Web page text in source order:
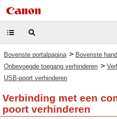
Bovenste portalpagina > Bovenste
Onbevoegde toegang verhinderen >
USB-poort verhinderen
Verbinding met een
poort verhinderen